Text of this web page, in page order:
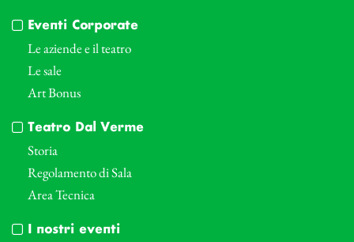
Eventi Corporate
Le aziende e il teatro
Le sale
Art Bonus
Teatro Dal Verme
Storia
Regolamento di Sala
Area Tecnica
I nostri eventi